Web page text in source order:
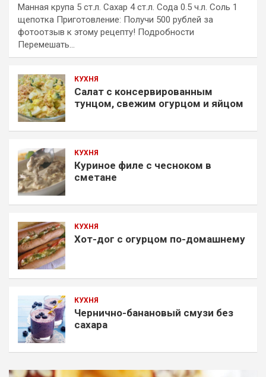
Манная крупа 5 ст.л. Сахар 4 ст.л. Сода 0.5 ч.л. Соль 1
щепотка Приготовление: Получи 500 рублей за
фотоотзыв к этому рецепту! Подробности
Перемешать…
КУХНЯ
Салат с консервированным
тунцом, свежим огурцом и яйцом
КУХНЯ
Куриное филе с чесноком в
сметане
КУХНЯ
Хот-дог с огурцом по-домашнему
КУХНЯ
Чернично-банановый смузи без
сахара